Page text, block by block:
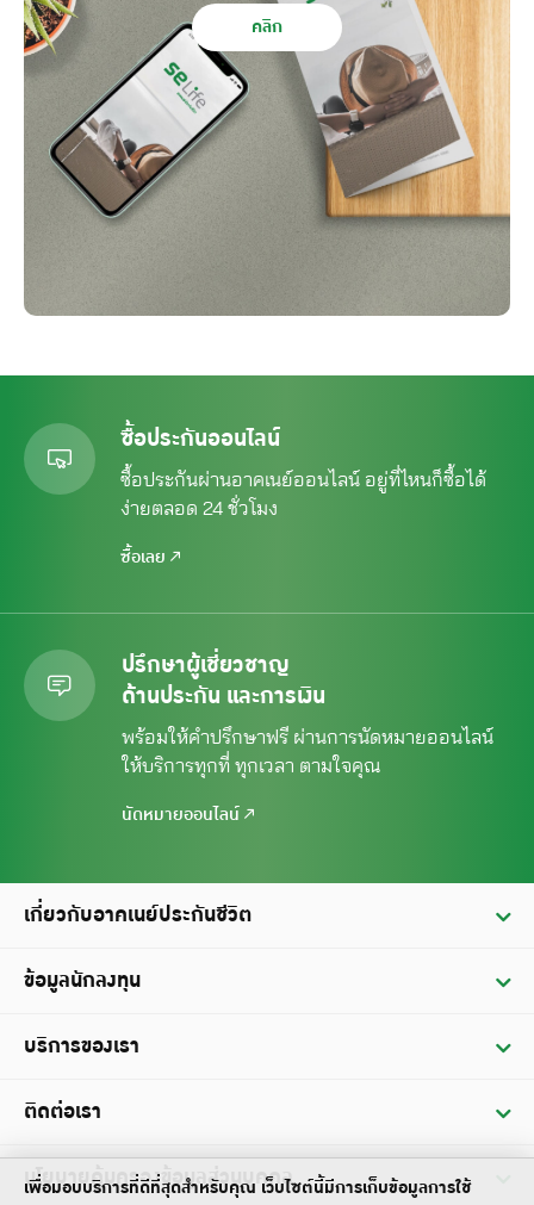
คลิก
ซื้อประกันออนไลน์
ซื้อประกันผ่านอาคเนย์ออนไลน์ อยู่ที่ไหนก็ซื้อได้
ง่ายตลอด 24 ชั่วโมง
ซื้อเลย
ปรึกษาผู้เชี่ยวชาญ
ด้านประกัน และการเงิน
พร้อมให้คำปรึกษาฟรี ผ่านการนัดหมายออนไลน์
ให้บริการทุกที่ ทุกเวลา ตามใจคุณ
นัดหมายออนไลน์
เพื่อมอบบริการที่ดีที่สุดสำหรับคุณ เว็บไซต์นี้มีการเก็บข้อมูลการใช้
เกี่ยวกับอาคเนย์ประกันชีวิต
คณะกรรมการบริษัท
ข้อมูลนักลงทุน
ข้อมูลฐานะทางการเงินและผลดำเนินการ
การประชุมสามัญผู้ถือหุ้น
งบการเงิน
บริการของเรา
บริการเงินกู้ตามกรมธรรม์
ติดต่อเรา
สำนักงานใหญ่
นโยบายคุ้มครองข้อมูลส่วนบุคคล